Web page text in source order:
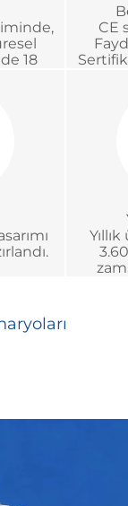
18
CE